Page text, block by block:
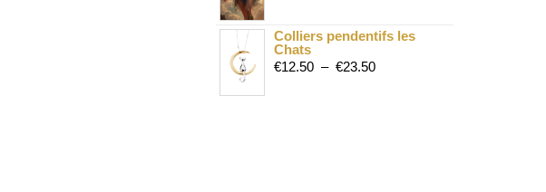
Colliers pendentifs les
Chats
€12.50 – €23.50